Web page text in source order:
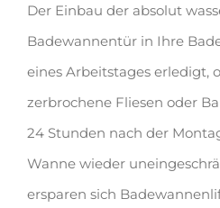
Der Einbau der absolut
Badewannentür in Ihre
eines Arbeitstages erledigt,
zerbrochene Fliesen oder
24 Stunden nach der
Wanne wieder
ersparen sich